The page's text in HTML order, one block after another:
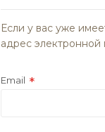
Если у вас уже
адрес электронной
Email